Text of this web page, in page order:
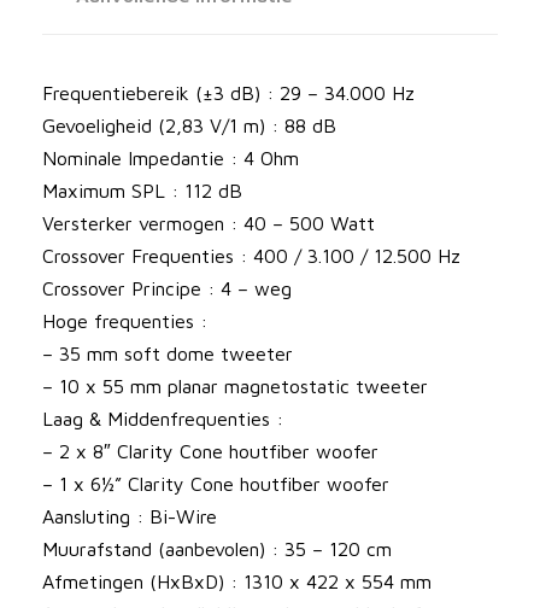
i
d
s
p
r
e
k
e
r
s
a
a
n
t
a
l
Frequentiebereik (±3 dB) : 29 – 34.000 Hz
Gevoeligheid (2,83 V/1 m) : 88 dB
Nominale Impedantie : 4 Ohm
Maximum SPL : 112 dB
Versterker vermogen : 40 – 500 Watt
Crossover Frequenties : 400 / 3.100 / 12.500 Hz
Crossover Principe : 4 – weg
Hoge frequenties :
– 35 mm soft dome tweeter
– 10 x 55 mm planar magnetostatic tweeter
Laag & Middenfrequenties :
– 2 x 8″ Clarity Cone houtfiber woofer
– 1 x 6½” Clarity Cone houtfiber woofer
Aansluting : Bi-Wire
Muurafstand (aanbevolen) : 35 – 120 cm
Afmetingen (HxBxD) : 1310 x 422 x 554 mm